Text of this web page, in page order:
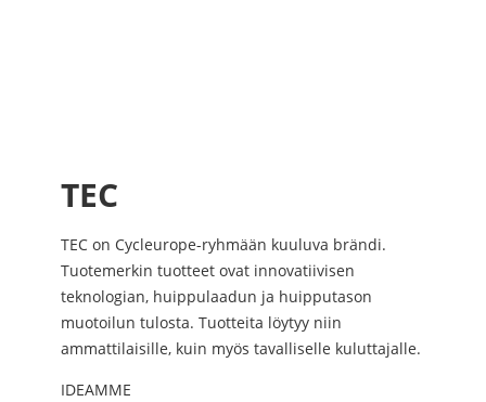
TEC
TEC on Cycleurope-ryhmään kuuluva brändi.
Tuotemerkin tuotteet ovat innovatiivisen
teknologian, huippulaadun ja huipputason
muotoilun tulosta. Tuotteita löytyy niin
ammattilaisille, kuin myös tavalliselle kuluttajalle.
IDEAMME